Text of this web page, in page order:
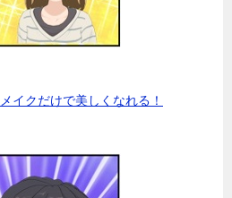
イクだけで美しくなれる！